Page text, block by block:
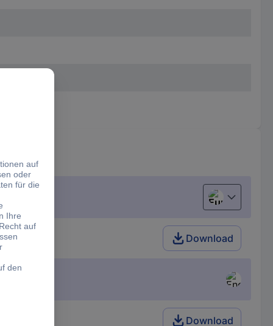
European
Download
Download